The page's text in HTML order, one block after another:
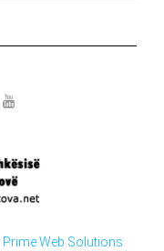
Prime Web Solutions